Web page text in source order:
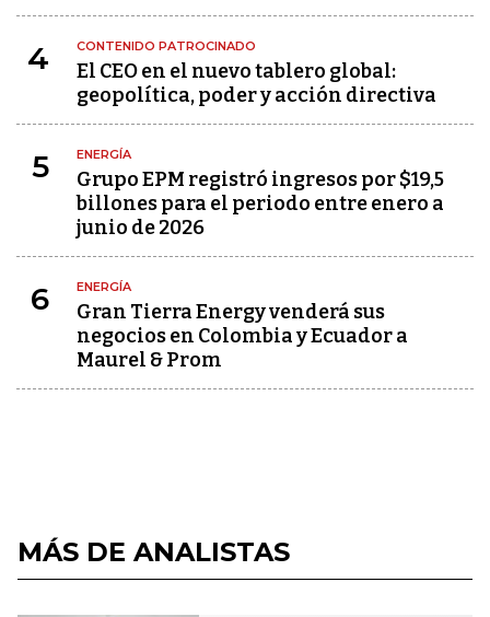
4 CONTENIDO PATROCINADO
El CEO en el nuevo tablero global:
geopolítica, poder y acción directiva
5 ENERGÍA
Grupo EPM registró ingresos por $19,5
billones para el periodo entre enero a
junio de 2026
6 ENERGÍA
Gran Tierra Energy venderá sus
negocios en Colombia y Ecuador a
Maurel & Prom
MÁS DE ANALISTAS